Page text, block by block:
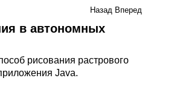
Назад Вперед
в автономных
рисования растрового
Java.